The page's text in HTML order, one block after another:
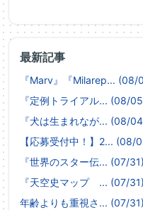
最新記事
『Marv』『Milarep... (08/
『定例トライアル... (08/
『犬は生まれなが... (08/
【応募受付中！】2... (08/
『世界のスター伝... (07/31)
『天空史マップ ... (07/31)
年齢よりも重視さ... (07/31)